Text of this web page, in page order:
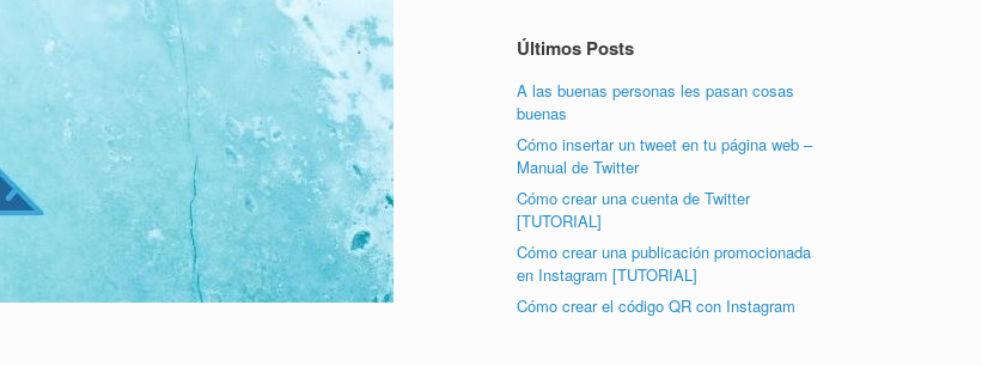
Últimos Posts
A las buenas personas les pasan cosas
buenas
Cómo insertar un tweet en tu página web –
Manual de Twitter
Cómo crear una cuenta de Twitter
[TUTORIAL]
Cómo crear una publicación promocionada
en Instagram [TUTORIAL]
Cómo crear el código QR con Instagram